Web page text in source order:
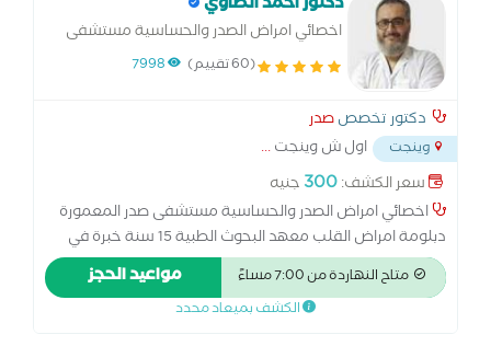
اخصائي امراض الصدر والحساسية مستشفى
صدر المعمورة دبلومة امراض القلب والباطنة
(60 تقييم) 7998
دكتور تخصصصدر
وينجت اول ش وينجت...
سعر الكشف:300 جنيه
اخصائي امراض الصدر والحساسية مستشفى صدر المعمورة
دبلومة امراض القلب معهد البحوث الطبية 15 سنة خبرة في
مجال امراض الصدر والقلب علاج الحساسية كبار واطفال امراض
الصدر علاج امراض القلب والضغط الطبيب يعمل حاليا
بمستشفى صدر المعمورة منذ حوالي 15 سنة ومازال الطبيب
متاح النهاردة من 7:00 مساءً مواعيد الحجز
الكشف بميعاد محدد